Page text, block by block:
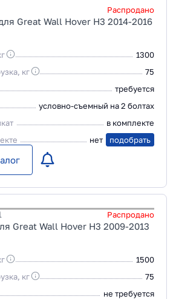
Распродано
Great Wall Hover H3 2014-2016
1300
кг
75
требуется
условно-съемный на 2 болтах
в комплекте
нет подобрать
Распродано
Great Wall Hover H3 2009-2013
1500
кг
75
не требуется